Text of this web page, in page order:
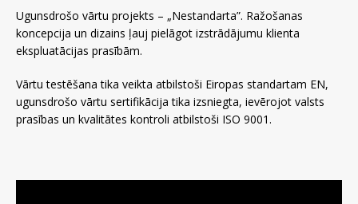
Ugunsdrošo vārtu projekts – „Nestandarta”. Ražošanas
koncepcija un dizains ļauj pielāgot izstrādājumu klienta
ekspluatācijas prasībām.
Vārtu testēšana tika veikta atbilstoši Eiropas standartam EN,
ugunsdrošo vārtu sertifikācija tika izsniegta, ievērojot valsts
prasības un kvalitātes kontroli atbilstoši ISO 9001.